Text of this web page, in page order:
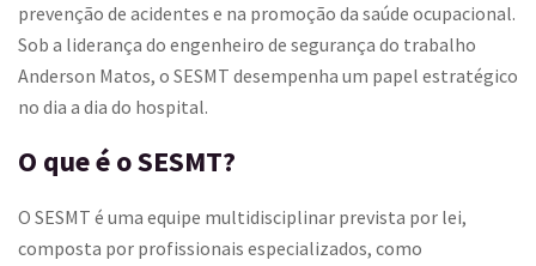
prevenção de acidentes e na promoção da saúde ocupacional.
Sob a liderança do engenheiro de segurança do trabalho
Anderson Matos, o SESMT desempenha um papel estratégico
no dia a dia do hospital.
O que é o SESMT?
O SESMT é uma equipe multidisciplinar prevista por lei,
composta por profissionais especializados, como